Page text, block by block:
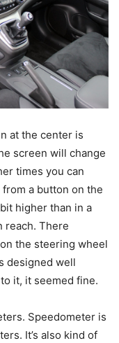
at the center is
screen will change
times you can
a button on the
higher than in a
reach. There
the steering wheel
designed well
it, it seemed fine.
Speedometer is
It’s also kind of